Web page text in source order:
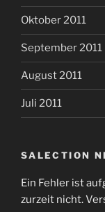
Oktober 2011
September 2011
August 2011
Juli 2011
SALECTION
Ein Fehler ist
zurzeit nicht.